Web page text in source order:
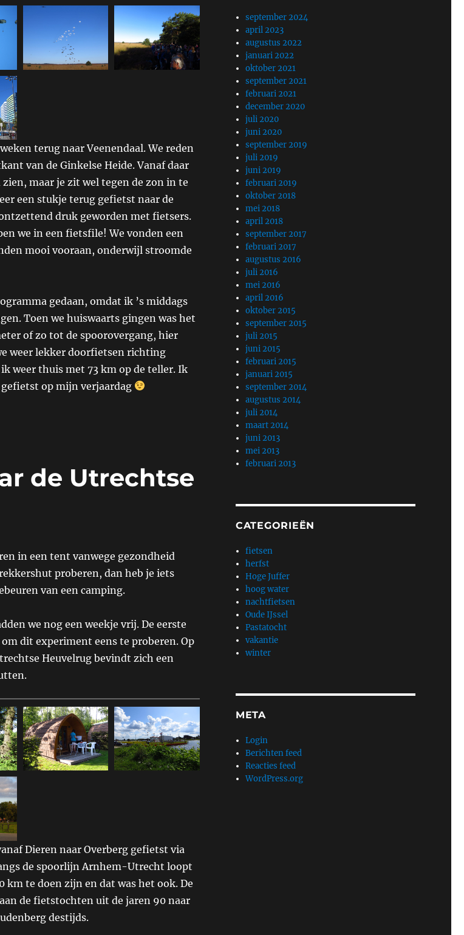
terug naar Veenendaal. We reden
van de Ginkelse Heide. Vanaf daar
maar je zit wel tegen de zon in te
een stukje terug gefietst naar de
druk geworden met fietsers.
we in een fietsfile! We vonden een
mooi vooraan, onderwijl stroomde
gedaan, omdat ik ’s middags
Toen we huiswaarts gingen was het
of zo tot de spoorovergang, hier
weer lekker doorfietsen richting
weer thuis met 73 km op de teller. Ik
op mijn verjaardag
de Utrechtse
in een tent vanwege gezondheid
proberen, dan heb je iets
van een camping.
we nog een weekje vrij. De eerste
dit experiment eens te proberen. Op
Heuvelrug bevindt zich een
Dieren naar Overberg gefietst via
de spoorlijn Arnhem-Utrecht loopt
km te doen zijn en dat was het ook. De
de fietstochten uit de jaren 90 naar
destijds.
september 2024
april 2023
augustus 2022
januari 2022
oktober 2021
september 2021
februari 2021
december 2020
juli 2020
juni 2020
september 2019
juli 2019
juni 2019
februari 2019
oktober 2018
mei 2018
april 2018
september 2017
februari 2017
augustus 2016
juli 2016
mei 2016
april 2016
oktober 2015
september 2015
juli 2015
juni 2015
februari 2015
januari 2015
september 2014
augustus 2014
juli 2014
maart 2014
juni 2013
mei 2013
februari 2013
CATEGORIEËN
fietsen
herfst
Hoge Juffer
hoog water
nachtfietsen
Oude IJssel
Pastatocht
vakantie
winter
META
Login
Berichten feed
Reacties feed
WordPress.org